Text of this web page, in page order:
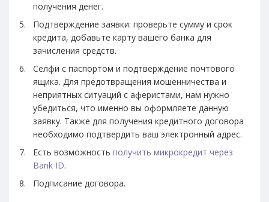
получения денег.
Подтверждение заявки: проверьте сумму и срок
кредита, добавьте карту вашего банка для
зачисления средств.
Селфи с паспортом и подтверждение почтового
ящика. Для предотвращения мошенничества и
неприятных ситуаций с аферистами, нам нужно
убедиться, что именно вы оформляете данную
заявку. Также для получения кредитного договора
необходимо подтвердить ваш электронный адрес.
Есть возможность получить микрокредит через
Bank ID.
Подписание договора.